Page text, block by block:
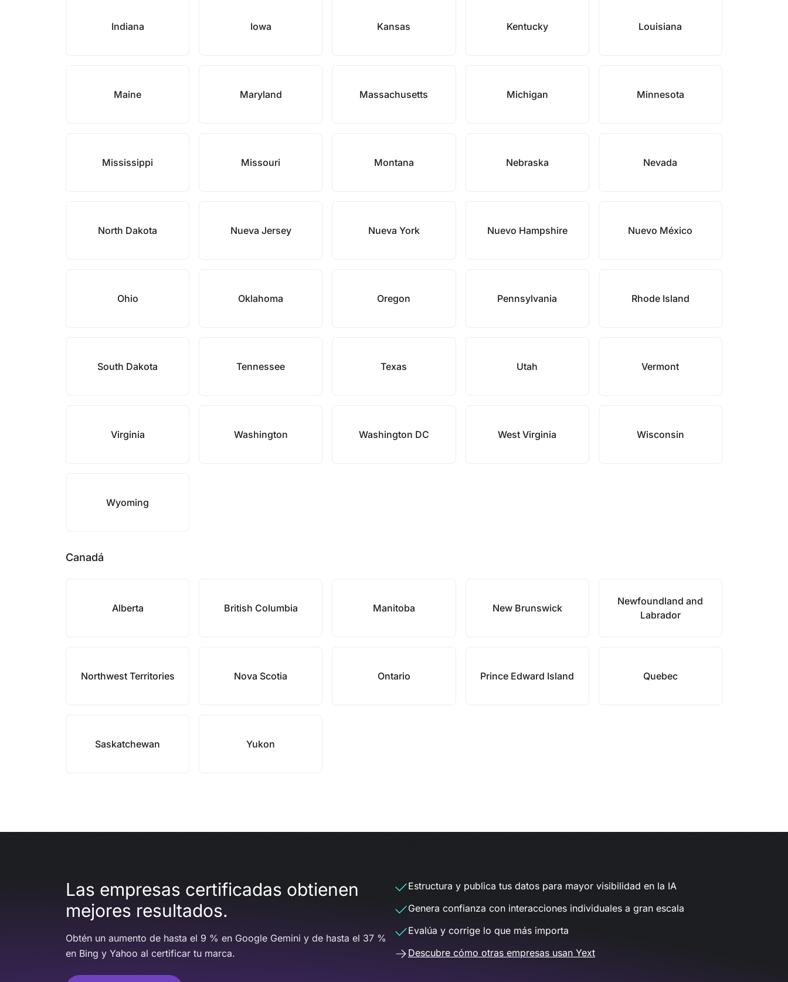
Indiana Iowa Kansas Kentucky Louisiana
Maine Maryland Massachusetts Michigan Minnesota
Mississippi Missouri Montana Nebraska Nevada
North Dakota Nueva Jersey Nueva York Nuevo Hampshire Nuevo México
Ohio Oklahoma Oregon Pennsylvania Rhode Island
South Dakota Tennessee Texas Utah Vermont
Virginia Washington Washington DC West Virginia Wisconsin
Wyoming
Canadá
Alberta British Columbia Manitoba New Brunswick
Newfoundland and
Labrador
Northwest Territories Nova Scotia Ontario Prince Edward Island Quebec
Saskatchewan Yukon
Las empresas certificadas obtienen
mejores resultados.
Obtén un aumento de hasta el 9 % en Google Gemini y de hasta el 37 %
en Bing y Yahoo al certificar tu marca.
Estructura y publica tus datos para mayor visibilidad en la IA
Genera confianza con interacciones individuales a gran escala
Evalúa y corrige lo que más importa
Descubre cómo otras empresas usan Yext